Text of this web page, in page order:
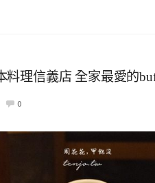
料理信義店 全家最愛的
0